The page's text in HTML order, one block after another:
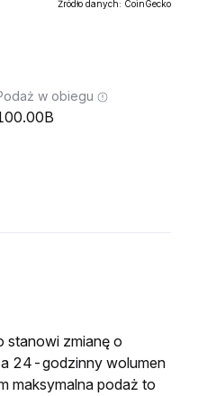
Źródło danych: CoinGecko
w obiegu
stanowi zmianę o
24-godzinny wolumen
maksymalna podaż to